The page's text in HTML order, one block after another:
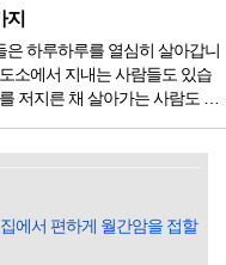
냄새를 맡았을 때의 긴장감 같
사유상을 만나러 가는 길은 그
보일 좋은 콘텐츠를 고민하던
하고자...
지
하루하루를 열심히 살아갑니
소에서 지내는 사람들도 있습
저지른 채 살아가는 사람도 있
마리가 시냇물을 흐린다는
은 듯합니다. 대부분의 사람
다고 97%의 사람들이 모두 착
에서 편하게 월간암을 접할